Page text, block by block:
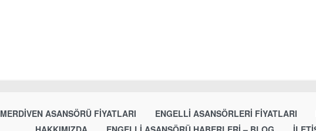
MERDIVEN ASANSÖRÜ FIYATLARI ENGELLI ASANSÖRLERI FIYATLARI